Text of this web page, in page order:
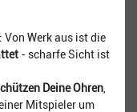
Werk aus ist die
- scharfe Sicht ist
Deine Ohren
Mitspieler um